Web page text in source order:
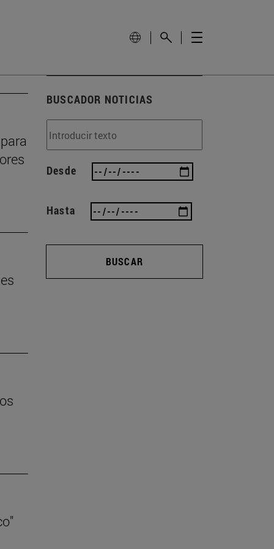
BUSCADOR NOTICIAS
Desde
Hasta
BUSCAR